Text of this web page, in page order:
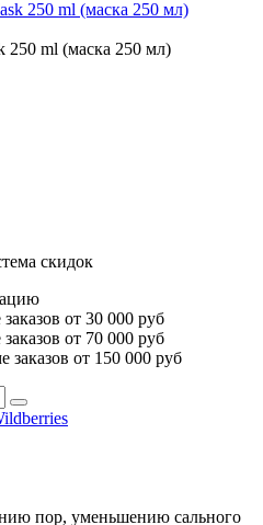
ml (маска 250 мл)
скидок
от 30 000 руб
от 70 000 руб
от 150 000 руб
пор, уменьшению сального